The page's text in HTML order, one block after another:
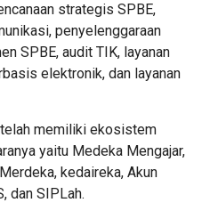
strategis SPBE,
penyelenggaraan
SPBE, audit TIK, layanan
elektronik, dan layanan
memiliki ekosistem
yaitu Medeka Mengajar,
kedaireka, Akun
dan SIPLah.